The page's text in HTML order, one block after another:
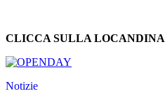
CLICCA SULLA LOCANDINA
Notizie